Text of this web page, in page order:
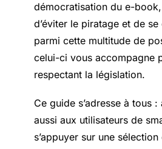
démocratisation du e-
d’éviter le piratage et de
parmi cette multitude de
celui-ci vous accompagne
respectant la législation.
Ce guide s’adresse à tous
aussi aux utilisateurs de
s’appuyer sur une